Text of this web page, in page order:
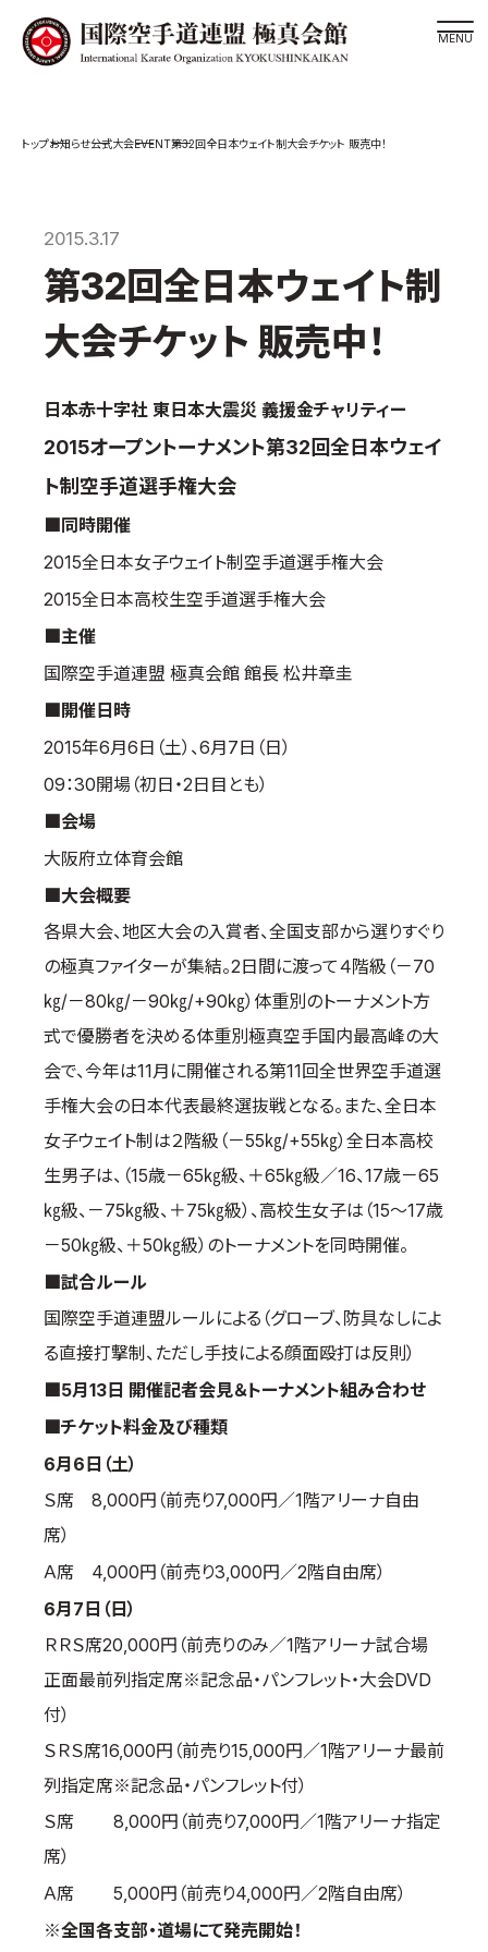
大山倍達総裁 紹介
松井章奎館長 紹介
極真の歴史
極真会館の概要
役員紹介
各委員会紹介
お知らせ
本部からのお知らせ
公式大会
試合規則
取材のお申し込み
よくある質問
本サイトについて
プライバシーポリシー
サイトマップ
Language
日本語
English
お知らせ公式大会EVENT第32回全日本ウェイト制大会チケット 販売中！
2015.3.17
第32回全日本ウェイト制
大会チケット 販売中！
日本赤十字社 東日本大震災 義援金チャリティー
2015オープントーナメント第32回全日本ウェイ
ト制空手道選手権大会
■同時開催
2015全日本女子ウェイト制空手道選手権大会
2015全日本高校生空手道選手権大会
■主催
国際空手道連盟 極真会館 館長 松井章圭
■開催日時
2015年6月6日（土）、6月7日（日）
09：30開場（初日・2日目とも）
■会場
大阪府立体育会館
■大会概要
各県大会、地区大会の入賞者、全国支部から選りすぐり
の極真ファイターが集結。2日間に渡って４階級（－70
㎏/－80㎏/－90㎏/+90㎏）体重別のトーナメント方
式で優勝者を決める体重別極真空手国内最高峰の大
会で、今年は11月に開催される第11回全世界空手道選
手権大会の日本代表最終選抜戦となる。また、全日本
女子ウェイト制は２階級（－55㎏/+55㎏）全日本高校
生男子は、（15歳－65㎏級、＋65㎏級／16、17歳－65
㎏級、－75㎏級、＋75㎏級）、高校生女子は（15～17歳
－50㎏級、＋50㎏級）のトーナメントを同時開催。
■試合ルール
国際空手道連盟ルールによる（グローブ、防具なしによ
る直接打撃制、ただし手技による顔面殴打は反則）
■5月13日 開催記者会見＆トーナメント組み合わせ
■チケット料金及び種類
6月6日（土）
Ｓ席 8,000円（前売り7,000円／1階アリーナ自由
席）
Ａ席 4,000円（前売り3,000円／2階自由席）
6月7日（日）
ＲＲＳ席20,000円（前売りのみ／1階アリーナ試合場
正面最前列指定席※記念品・パンフレット・大会DVD
付）
ＳＲＳ席16,000円（前売り15,000円／1階アリーナ最前
列指定席※記念品・パンフレット付）
Ｓ席 8,000円（前売り7,000円／1階アリーナ指定
席）
Ａ席 5,000円（前売り4,000円／2階自由席）
※全国各支部・道場にて発売開始！